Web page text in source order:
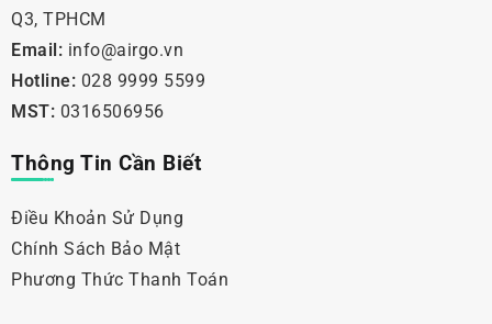
Q3, TPHCM
Email: info@airgo.vn
Hotline: 028 9999 5599
MST: 0316506956
Thông Tin Cần Biết
Điều Khoản Sử Dụng
Chính Sách Bảo Mật
Phương Thức Thanh Toán